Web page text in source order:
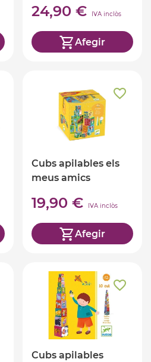
24,90 € IVA inclòs
Afegir
Cubs apilables els
meus amics
19,90 € IVA inclòs
Afegir
Cubs apilables